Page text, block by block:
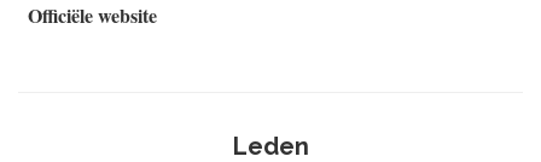
Officiële website
Leden